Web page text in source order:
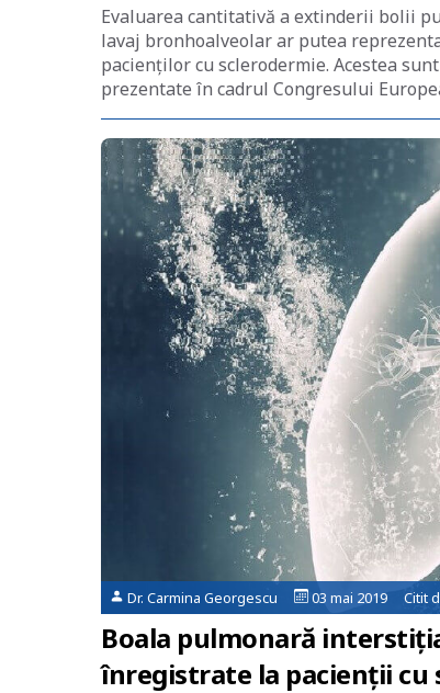
Evaluarea cantitativă a extinderii bolii
lavaj bronhoalveolar ar putea
pacienților cu sclerodermie. Acestea
prezentate în cadrul Congresului
Dr. Carmina Georgescu 03 mai 2019 Citit
Boala pulmonară
înregistrate la pacienții cu